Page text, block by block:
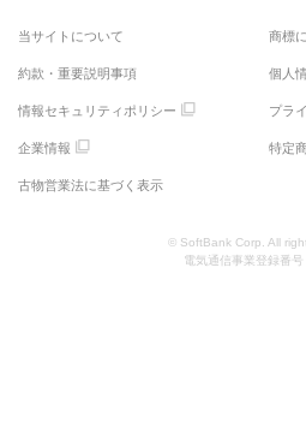
当サイトについて 商標
約款・重要説明事項 個人
情報セキュリティポリシー プラ
企業情報 特定
古物営業法に基づく表示
© SoftBank Corp. All
電気通信事業登録番号